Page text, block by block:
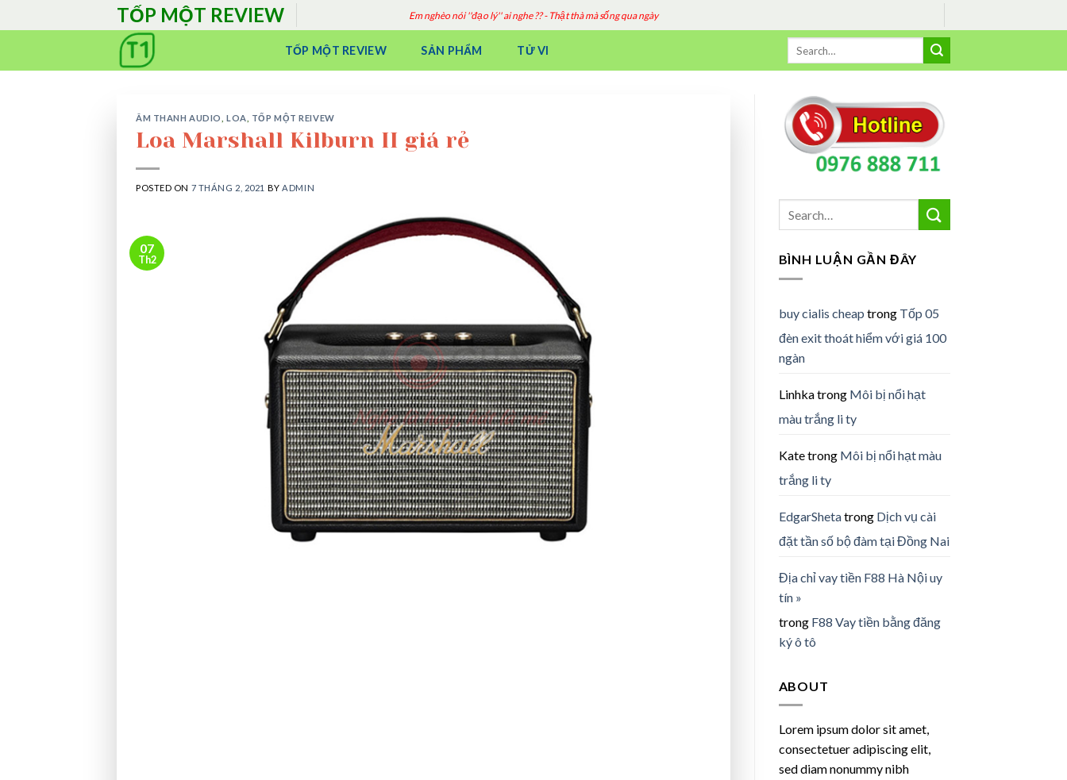
to
TỐP MỘT REVIEW Em nghèo nói ''đạo lý'' ai nghe ?? - Thật thà mà sống qua ngày
TỐP MỘT REVIEW SẢN PHẨM TỬ VI
ÂM THANH AUDIO LOA TỐP MỘT REIVEW
Loa Marshall Kilburn II giá rẻ
POSTED ON 7 THÁNG 2, 2021 BY ADMIN
07
Th2 BÌNH LUẬN GẦN ĐÂY
buy cialis cheap trong Tốp 05
đèn exit thoát hiểm với giá 100
ngàn
Linhkatrong Môi bị nổi hạt
màu trắng li ty
Katetrong Môi bị nổi hạt màu
trắng li ty
EdgarShetatrong Dịch vụ cài
đặt tần số bộ đàm tại Đồng Nai
Địa chỉ vay tiền F88 Hà Nội uy
tín »
trong F88 Vay tiền bằng đăng
ký ô tô
ABOUT
Lorem ipsum dolor sit amet,
consectetuer adipiscing elit,
sed diam nonummy nibh